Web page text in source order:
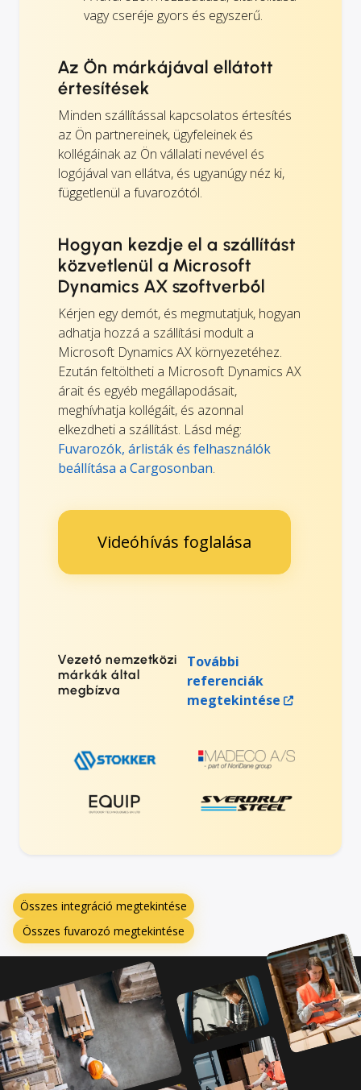
vagy cseréje gyors és egyszerű.
Az Ön márkájával ellátott
értesítések
Minden szállítással kapcsolatos értesítés
az Ön partnereinek, ügyfeleinek és
kollégáinak az Ön vállalati nevével és
logójával van ellátva, és ugyanúgy néz ki,
függetlenül a fuvarozótól.
Hogyan kezdje el a szállítást
közvetlenül a Microsoft
Dynamics AX szoftverből
Kérjen egy demót, és megmutatjuk, hogyan
adhatja hozzá a szállítási modult a
Microsoft Dynamics AX környezetéhez.
Ezután feltöltheti a Microsoft Dynamics AX
árait és egyéb megállapodásait,
meghívhatja kollégáit, és azonnal
elkezdheti a szállítást. Lásd még:
Fuvarozók, árlisták és felhasználók
beállítása a Cargosonban.
Videóhívás foglalása
Vezető nemzetközi
márkák által
megbízva
További
referenciák
megtekintése
Összes integráció megtekintése
Összes fuvarozó megtekintése